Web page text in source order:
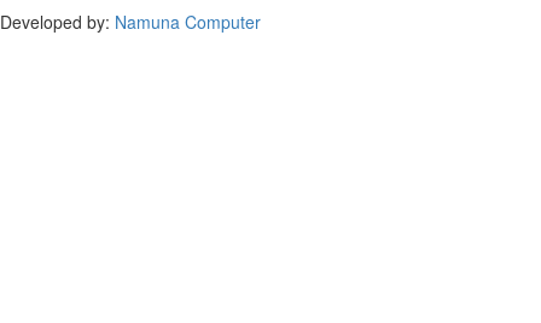
Developed by: Namuna Computer